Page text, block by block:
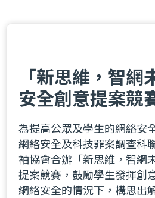
「新思維，智
安全創意提案競
為提高公眾及學生的網絡安
網絡安全及科技罪案調查科
袖協會合辦「新思維，智網
提案競賽，鼓勵學生發揮創
網絡安全的情況下，構思出